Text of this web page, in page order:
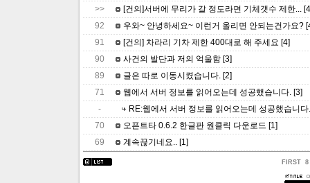
>>
[건의]서버에 무리가 갈 정도라면 기체갯수 제한...
92
우와~ 안녕하세요~ 이런거 올리면 안되는건가요?
91
[건의] 차라리 기차 제한 400대로 해 주세요 [4]
90
사건의 발단과 저의 억울함 [3]
89
글은 따로 이동시켰습니다. [2]
71
웹에서 서버 정보를 읽어오는데 성공했습니다. [3]
-
RE:웹에서 서버 정보를 읽어오는데 성공했습니다.
70
오픈트타 0.6.2 한글판 원클릭 다운로드 [1]
69
계속끊기네요.. [1]
FIRST 8